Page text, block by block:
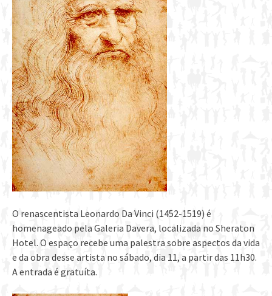
O renascentista Leonardo Da Vinci (1452-1519) é
homenageado pela Galeria Davera, localizada no Sheraton
Hotel. O espaço recebe uma palestra sobre aspectos da vida
e da obra desse artista no sábado, dia 11, a partir das 11h30.
A entrada é gratuíta.